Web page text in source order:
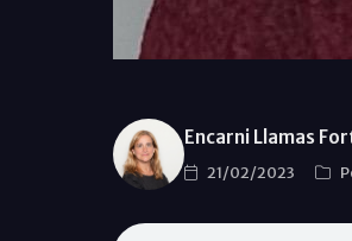
Encarni Llamas
21/02/2023